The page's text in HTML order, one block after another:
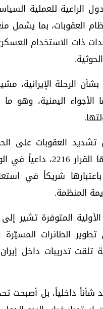
الراعية للعملية
العقوبات، بما يشمل
ذات الاستخدام
الرحلة الإيرانية،
الأجواء اليمنية،
العقوبات على
الشرعية الدولية، وفي
شريكاً في
المنظمة.
المتوفرة تشير
الطائرات
تلقت تدريبات داخل
شأناً داخلياً، بل أصبحت